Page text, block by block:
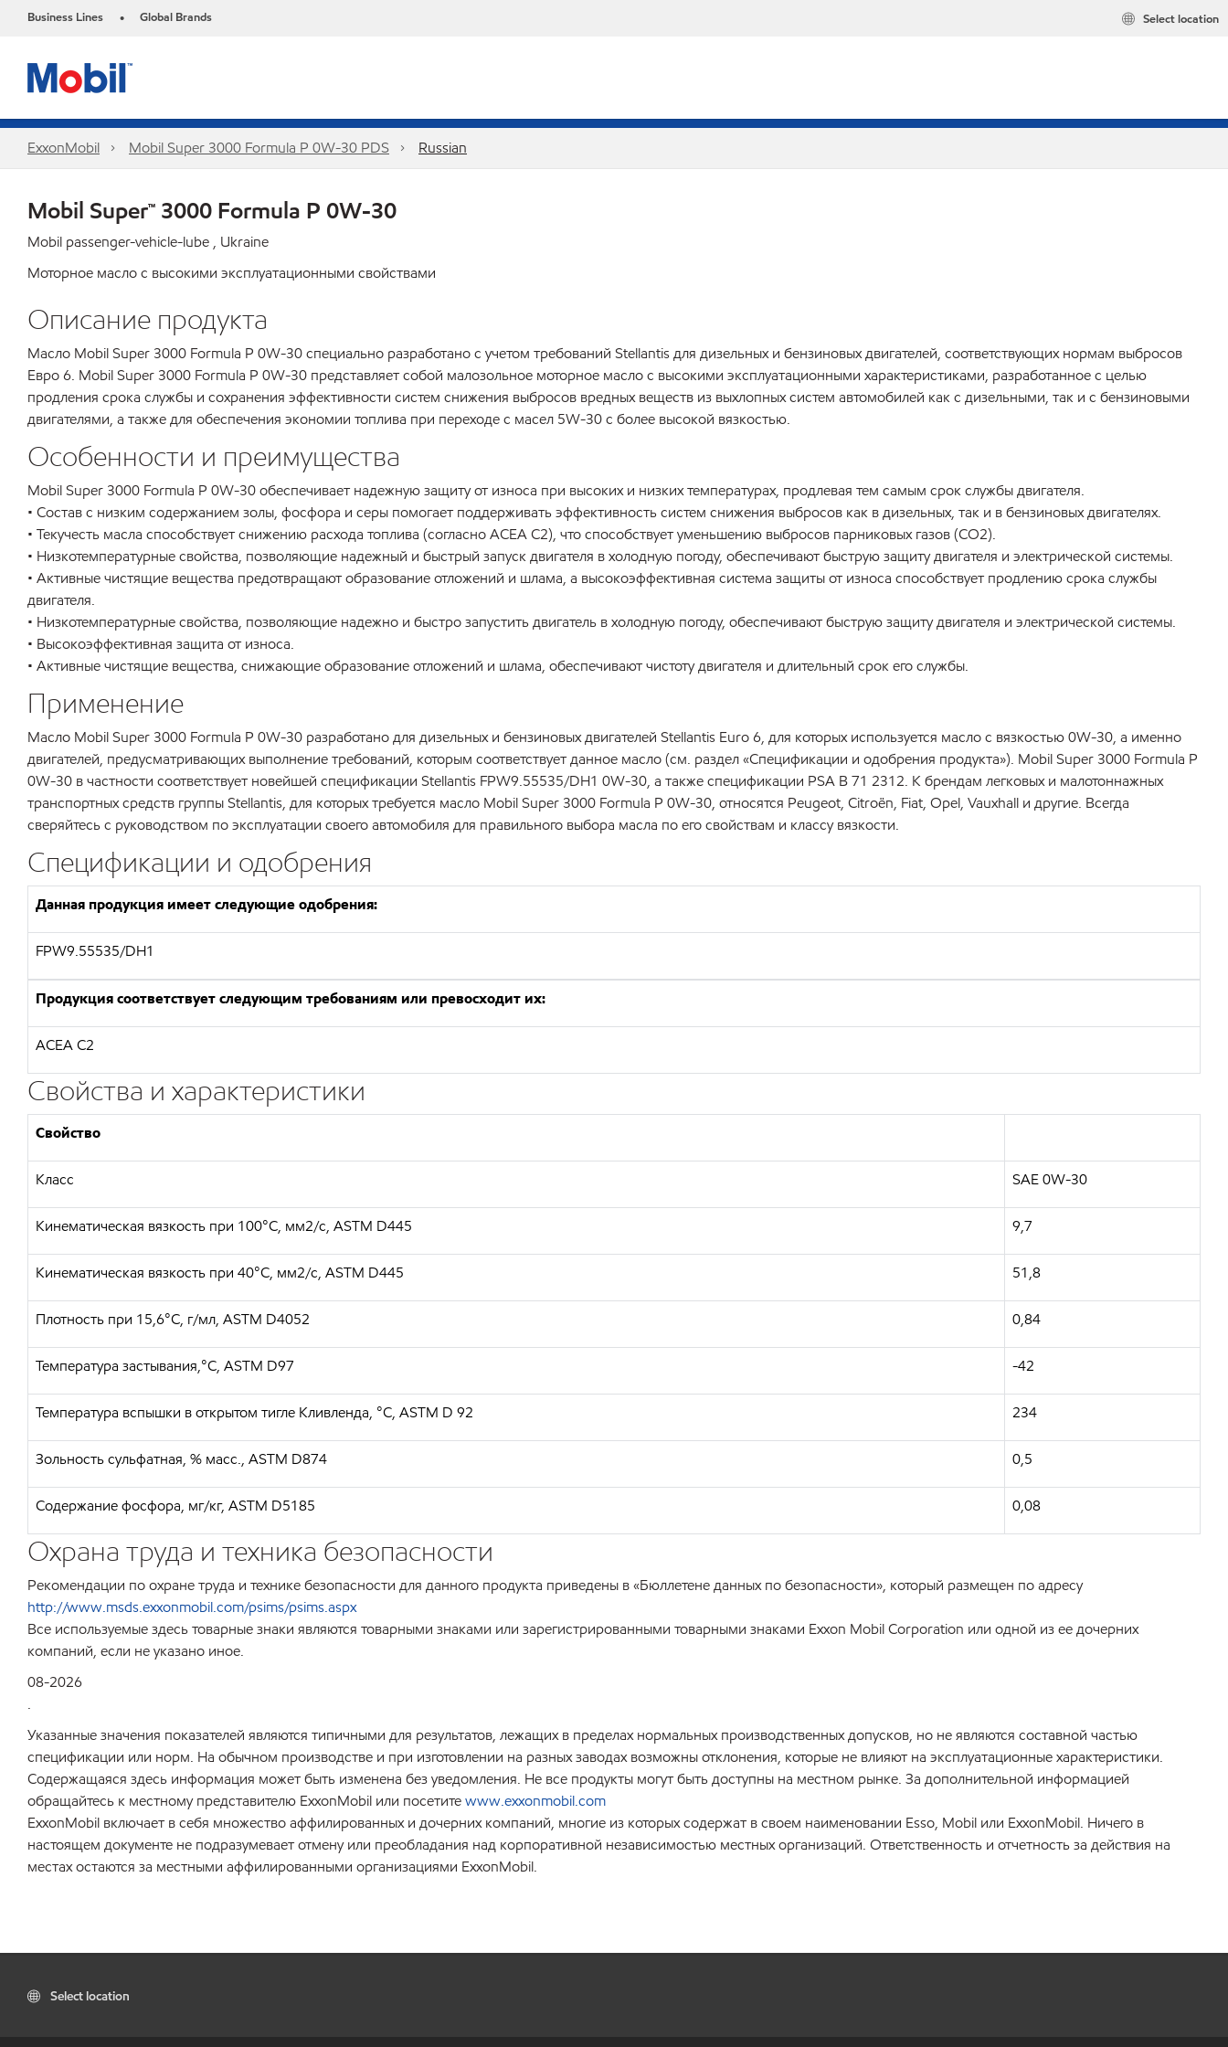
Business Lines • Global Brands Select location
ExxonMobil Mobil Super 3000 Formula P 0W-30 PDS Russian
Mobil Super™ 3000 Formula P 0W-30
Mobil passenger-vehicle-lube , Ukraine
Моторное масло с высокими эксплуатационными свойствами
Описание продукта
Масло Mobil Super 3000 Formula P 0W-30 специально разработано с учетом требований Stellantis для дизельных и бензиновых двигателей, соответствующих нормам выбросов
Евро 6. Mobil Super 3000 Formula P 0W-30 представляет собой малозольное моторное масло с высокими эксплуатационными характеристиками, разработанное с целью
продления срока службы и сохранения эффективности систем снижения выбросов вредных веществ из выхлопных систем автомобилей как с дизельными, так и с бензиновыми
двигателями, а также для обеспечения экономии топлива при переходе с масел 5W-30 с более высокой вязкостью.
Особенности и преимущества
Mobil Super 3000 Formula P 0W-30 обеспечивает надежную защиту от износа при высоких и низких температурах, продлевая тем самым срок службы двигателя.
• Состав с низким содержанием золы, фосфора и серы помогает поддерживать эффективность систем снижения выбросов как в дизельных, так и в бензиновых двигателях.
• Текучесть масла способствует снижению расхода топлива (согласно ACEA C2), что способствует уменьшению выбросов парниковых газов (CO2).
• Низкотемпературные свойства, позволяющие надежный и быстрый запуск двигателя в холодную погоду, обеспечивают быструю защиту двигателя и электрической системы.
• Активные чистящие вещества предотвращают образование отложений и шлама, а высокоэффективная система защиты от износа способствует продлению срока службы
двигателя.
• Низкотемпературные свойства, позволяющие надежно и быстро запустить двигатель в холодную погоду, обеспечивают быструю защиту двигателя и электрической системы.
• Высокоэффективная защита от износа.
• Активные чистящие вещества, снижающие образование отложений и шлама, обеспечивают чистоту двигателя и длительный срок его службы.
Применение
Масло Mobil Super 3000 Formula P 0W-30 разработано для дизельных и бензиновых двигателей Stellantis Euro 6, для которых используется масло с вязкостью 0W-30, а именно
двигателей, предусматривающих выполнение требований, которым соответствует данное масло (см. раздел «Спецификации и одобрения продукта»). Mobil Super 3000 Formula P
0W-30 в частности соответствует новейшей спецификации Stellantis FPW9.55535/DH1 0W-30, а также спецификации PSA B 71 2312. К брендам легковых и малотоннажных
транспортных средств группы Stellantis, для которых требуется масло Mobil Super 3000 Formula P 0W-30, относятся Peugeot, Citroën, Fiat, Opel, Vauxhall и другие. Всегда
сверяйтесь с руководством по эксплуатации своего автомобиля для правильного выбора масла по его свойствам и классу вязкости.
Спецификации и одобрения
Данная продукция имеет следующие одобрения:
FPW9.55535/DH1
Продукция соответствует следующим требованиям или превосходит их:
ACEA C2
Свойства и характеристики
Свойство
Класс SAE 0W-30
Кинематическая вязкость при 100°C, мм2/с, ASTM D445 9,7
Кинематическая вязкость при 40°C, мм2/с, ASTM D445 51,8
Плотность при 15,6°C, г/мл, ASTM D4052 0,84
Температура застывания,°C, ASTM D97 -42
Температура вспышки в открытом тигле Кливленда, °C, ASTM D 92 234
Зольность сульфатная, % масс., ASTM D874 0,5
Содержание фосфора, мг/кг, ASTM D5185 0,08
Охрана труда и техника безопасности
Рекомендации по охране труда и технике безопасности для данного продукта приведены в «Бюллетене данных по безопасности», который размещен по адресу
http://www.msds.exxonmobil.com/psims/psims.aspx
Все используемые здесь товарные знаки являются товарными знаками или зарегистрированными товарными знаками Exxon Mobil Corporation или одной из ее дочерних
компаний, если не указано иное.
08-2026
.
Указанные значения показателей являются типичными для результатов, лежащих в пределах нормальных производственных допусков, но не являются составной частью
спецификации или норм. На обычном производстве и при изготовлении на разных заводах возможны отклонения, которые не влияют на эксплуатационные характеристики.
Содержащаяся здесь информация может быть изменена без уведомления. Не все продукты могут быть доступны на местном рынке. За дополнительной информацией
обращайтесь к местному представителю ExxonMobil или посетитеwww.exxonmobil.com
ExxonMobil включает в себя множество аффилированных и дочерних компаний, многие из которых содержат в своем наименовании Esso, Mobil или ExxonMobil. Ничего в
настоящем документе не подразумевает отмену или преобладания над корпоративной независимостью местных организаций. Ответственность и отчетность за действия на
местах остаются за местными аффилированными организациями ExxonMobil.
Select location